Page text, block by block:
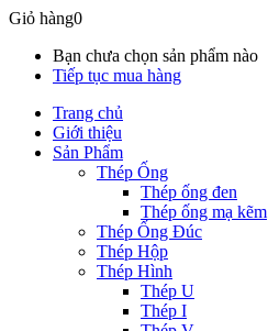
Giỏ hàng0
Bạn chưa chọn sản phẩm nào
Tiếp tục mua hàng
Trang chủ
Giới thiệu
Sản Phẩm
Thép Ống
Thép ống đen
Thép ống mạ kẽm
Thép Ống Đúc
Thép Hộp
Thép Hình
Thép U
Thép I